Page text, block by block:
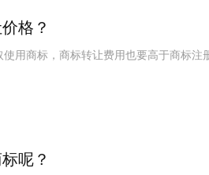
格？
用商标，商标转让费用也要高于商标注
呢？